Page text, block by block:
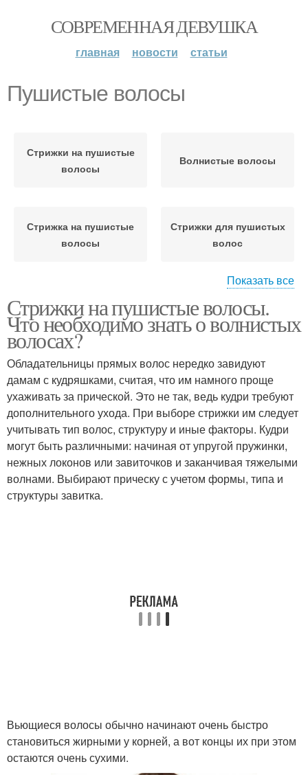
СОВРЕМЕННАЯ ДЕВУШКА
главная новости статьи
Пушистые волосы
Стрижки на пушистые
волосы
Волнистые волосы
Стрижка на пушистые
волосы
Стрижки для пушистых
волос
Длинные волосы
волос
Фуэте на пушистые
волосы
Стрижки на волнистые
волосы
Волос без укладки
Каскад на пушистые
волосы
Непослушные волосы
Маска для пушистых
Средства для пушистых
волос
Показать все
Стрижки на пушистые волосы.
Что необходимо знать о волнистых
волосах?
Обладательницы прямых волос нередко завидуют
дамам с кудряшками, считая, что им намного проще
ухаживать за прической. Это не так, ведь кудри требуют
дополнительного ухода. При выборе стрижки им следует
учитывать тип волос, структуру и иные факторы. Кудри
могут быть различными: начиная от упругой пружинки,
нежных локонов или завиточков и заканчивая тяжелыми
волнами. Выбирают прическу с учетом формы, типа и
структуры завитка.
Вьющиеся волосы обычно начинают очень быстро
становиться жирными у корней, а вот концы их при этом
остаются очень сухими.